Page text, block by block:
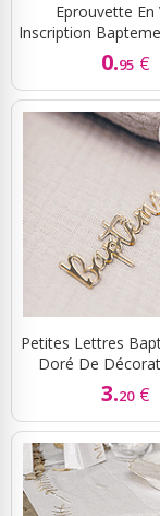
Eprouvette En
Inscription
0.95 €
Petites Lettres
Doré De
3.20 €